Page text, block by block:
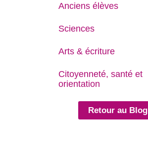
Anciens élèves
Sciences
Arts & écriture
Citoyenneté, santé et
orientation
Retour au Blog